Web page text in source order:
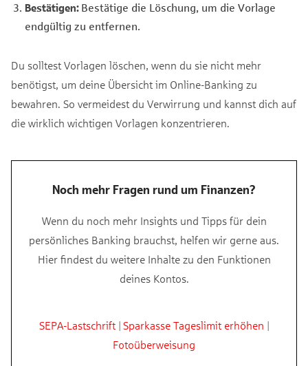
Bestätigen: Bestätige die Löschung, um die Vorlage
endgültig zu entfernen.
Du solltest Vorlagen löschen, wenn du sie nicht mehr
benötigst, um deine Übersicht im Online-Banking zu
bewahren. So vermeidest du Verwirrung und kannst dich auf
die wirklich wichtigen Vorlagen konzentrieren.
Noch mehr Fragen rund um Finanzen?
Wenn du noch mehr Insights und Tipps für dein
persönliches Banking brauchst, helfen wir gerne aus.
Hier findest du weitere Inhalte zu den Funktionen
deines Kontos.
SEPA-Lastschrift| Sparkasse Tageslimit erhöhen |
Fotoüberweisung